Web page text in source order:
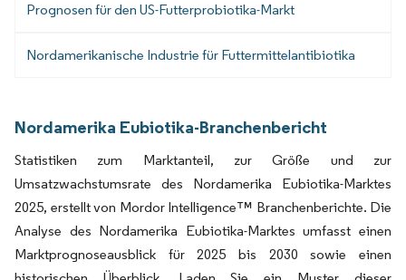
Prognosen für den US-Futterprobiotika-Markt
Nordamerikanische Industrie für Futtermittelantibiotika
Nordamerika Eubiotika-Branchenbericht
Statistiken zum Marktanteil, zur Größe und zur
Umsatzwachstumsrate des Nordamerika Eubiotika-Marktes
2025, erstellt von Mordor Intelligence™ Branchenberichte. Die
Analyse des Nordamerika Eubiotika-Marktes umfasst einen
Marktprognoseausblick für 2025 bis 2030 sowie einen